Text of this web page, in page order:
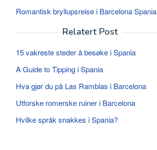
Romantisk bryllupsreise i Barcelona Spania
Relatert Post
15 vakreste steder å besøke i Spania
A Guide to Tipping i Spania
Hva gjør du på Las Ramblas i Barcelona
Utforske romerske ruiner i Barcelona
Hvilke språk snakkes i Spania?